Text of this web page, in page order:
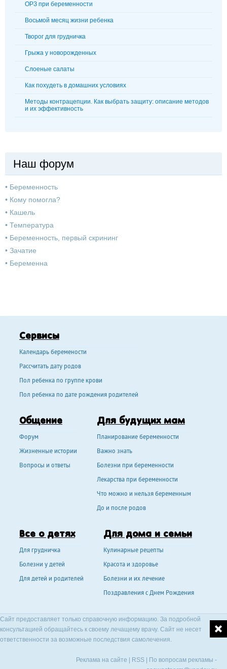
ОРЗ при беременности
Восьмой месяц жизни ребенка
Творог для грудничка
Грыжа у новорожденных
Слоеные салаты
Как похудеть в домашних условиях
Методы контрацепции. Как выбрать защиту: описание методов
и их эффективность
Наш форум
• Беременность
• Кому помогла?
• Кашель
• Температура
• Беременность, первый скрининг
• Зачатие
• Беременна
Сервисы
Календарь беремености
Рассчитать дату родов
Пол ребенка по группе крови
Пол ребенка по дате рождения родителей
Общение
Форум
Жизненные истории
Вопросы и ответы
Для будущих мам
Планирование беременности
Важно знать
Болезни при беременности
Лекарства при беременности
Что можно и нельзя беременным
До и после родов
Все о детях
Для грудничка
Болезни у детей
Для детей и родителей
Для дома и семьи
Кулинарные рецепты
Красота и здоровье
Болезни и их лечение
Поздравления с Днем Рождения
Сайт предоставляет только справочную информацию. За подробной
консультацией обращайтесь к своему лечащему врачу. Сайт не несет
ответственности за возможные последствия самолечения.
Реклама на сайте RSS | По вопросам рекламы -